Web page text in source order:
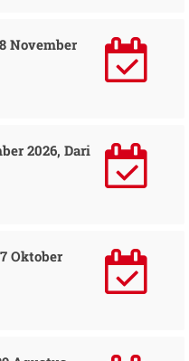
November
2026, Dari
Oktober